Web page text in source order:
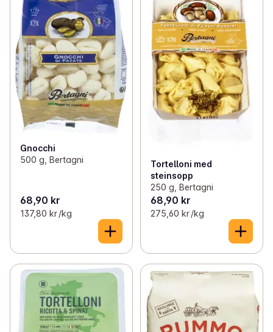
Gnocchi
500 g, Bertagni
68,90 kr
137,80 kr /kg
Tortelloni med
steinsopp
250 g, Bertagni
68,90 kr
275,60 kr /kg